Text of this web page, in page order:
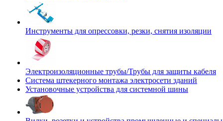
Инструменты для опрессовки, резки, снятия изоляции
Электроизоляционные трубы/Трубы для защиты кабеля
Система штекерного монтажа электросети зданий
Установочные устройства для системной шины